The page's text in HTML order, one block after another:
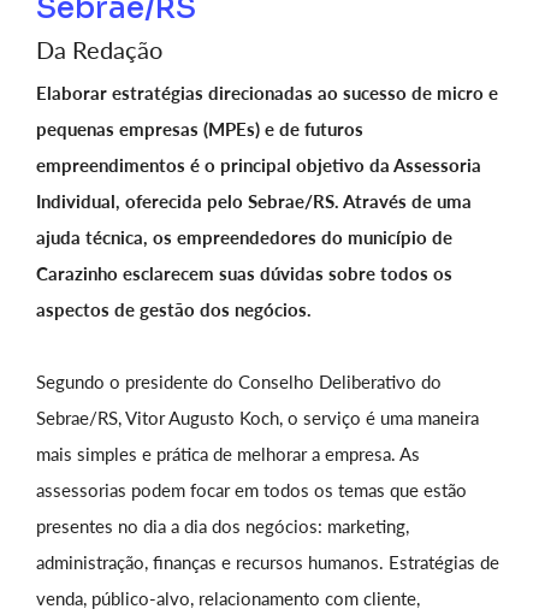
Sebrae/RS
Da Redação
Elaborar estratégias direcionadas ao sucesso de micro e
pequenas empresas (MPEs) e de futuros
empreendimentos é o principal objetivo da Assessoria
Individual, oferecida pelo Sebrae/RS. Através de uma
ajuda técnica, os empreendedores do município de
Carazinho esclarecem suas dúvidas sobre todos os
aspectos de gestão dos negócios.
Segundo o presidente do Conselho Deliberativo do
Sebrae/RS, Vitor Augusto Koch, o serviço é uma maneira
mais simples e prática de melhorar a empresa. As
assessorias podem focar em todos os temas que estão
presentes no dia a dia dos negócios: marketing,
administração, finanças e recursos humanos. Estratégias de
venda, público-alvo, relacionamento com cliente,